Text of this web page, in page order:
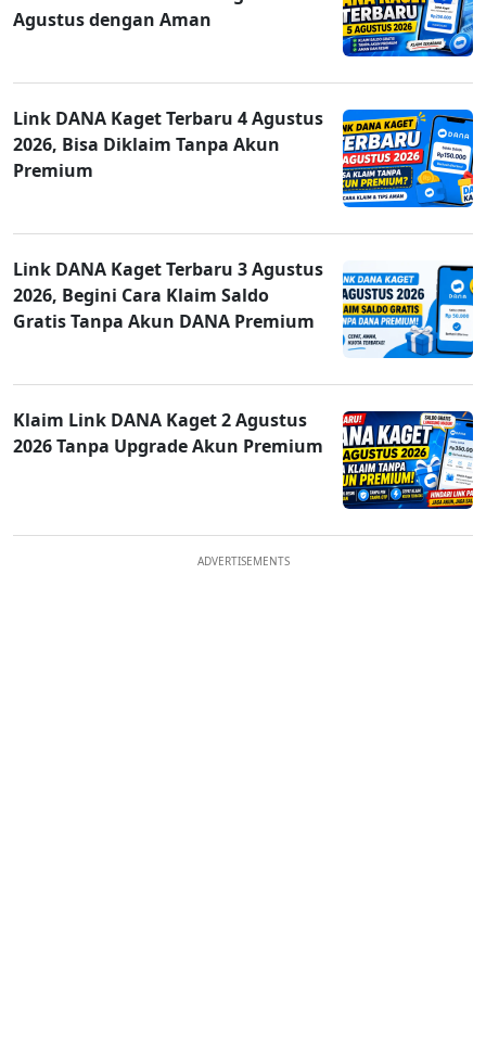
Agustus dengan Aman
Link DANA Kaget Terbaru 4 Agustus
2026, Bisa Diklaim Tanpa Akun
Premium
Link DANA Kaget Terbaru 3 Agustus
2026, Begini Cara Klaim Saldo
Gratis Tanpa Akun DANA Premium
Klaim Link DANA Kaget 2 Agustus
2026 Tanpa Upgrade Akun Premium
ADVERTISEMENTS